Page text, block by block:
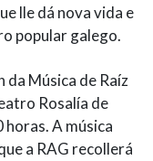
lle dá nova vida e
popular galego.
Música de Raíz
Rosalía de
A música
a RAG recollerá